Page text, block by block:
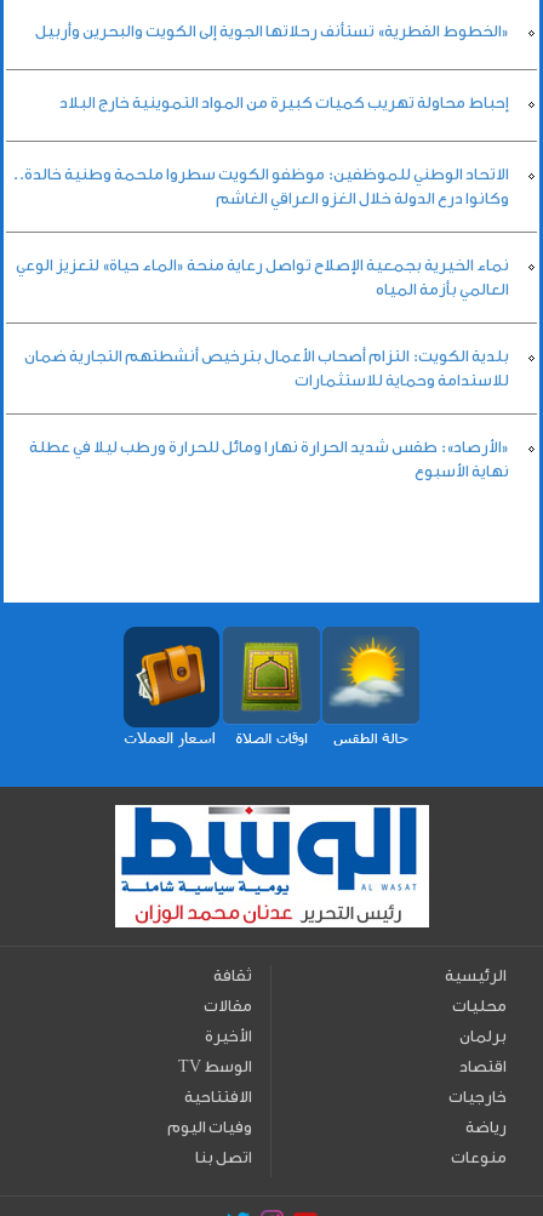
«الخطوط القطرية» تستأنف رحلاتها الجوية إلى الكويت والبحرين وأربيل
إحباط محاولة تهريب كميات كبيرة من المواد التموينية خارج البلاد
الاتحاد الوطني للموظفين: موظفو الكويت سطروا ملحمة وطنية خالدة..
وكانوا درع الدولة خلال الغزو العراقي الغاشم
نماء الخيرية بجمعية الإصلاح تواصل رعاية منحة «الماء حياة» لتعزيز الوعي
العالمي بأزمة المياه
بلدية الكويت: التزام أصحاب الأعمال بترخيص أنشطتهم التجارية ضمان
للاستدامة وحماية للاستثمارات
«الأرصاد»: طقس شديد الحرارة نهارا ومائل للحرارة ورطب ليلا في عطلة
نهاية الأسبوع
الرئيسية
محليات
برلمان
اقتصاد
خارجيات
رياضة
منوعات
ثقافة
مقالات
الأخيرة
TV الوسط
الافتتاحية
وفيات اليوم
اتصل بنا